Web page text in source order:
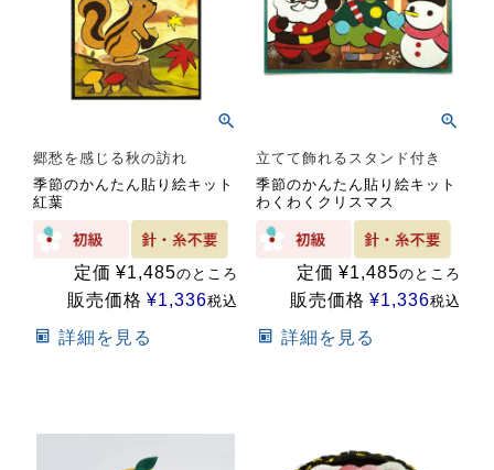
郷愁を感じる秋の訪れ
季節のかんたん貼り絵キット
紅葉
定価 ¥1,485のところ
販売価格 ¥1,336税込
詳細を見る
立てて飾れるスタンド付き
季節のかんたん貼り絵キット
わくわくクリスマス
定価 ¥1,485のところ
販売価格 ¥1,336税込
詳細を見る